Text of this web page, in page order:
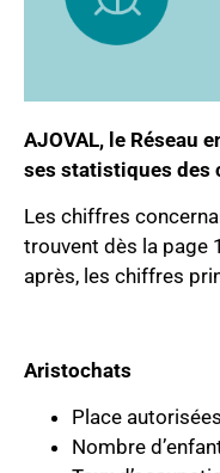
AJOVAL, le Réseau
ses statistiques des
Les chiffres
trouvent dès la page
après, les chiffres
Aristochats
Place
Nombre